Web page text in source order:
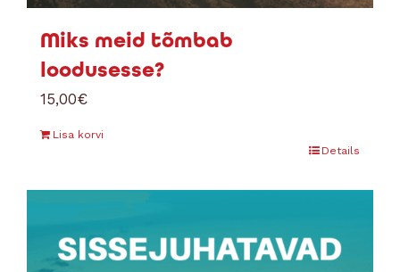
Miks meid tõmbab
loodusesse?
15,00€
Lisa korvi
Details